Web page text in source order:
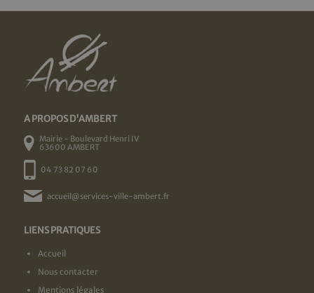
A PROPOS D'AMBERT
Mairie - Boulevard Henri IV
63600 AMBERT
04 73 82 07 60
accueil@services-ville-ambert.fr
LIENS PRATIQUES
Accueil
Nous contacter
Mentions légales